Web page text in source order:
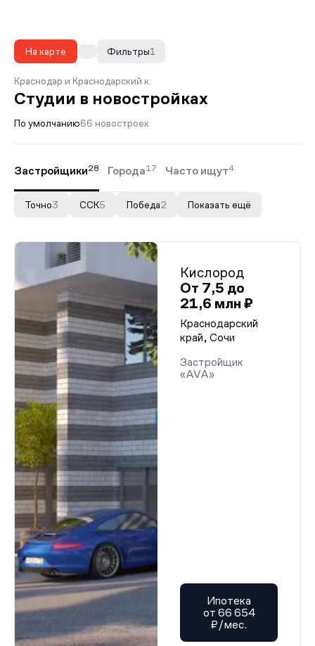
На карте 1
Фильтры
Краснодар и Краснодарский к.
Студии в новостройках
По умолчанию66 новостроек
Застройщики28 Города17 Часто ищут4
Точно3 ССК5 Победа2 Показать ещё
Кислород
От 7,5 до
21,6 млн ₽
Краснодарский
край, Сочи
Застройщик
«AVA»
Ипотека
от 66 654
₽/мес.